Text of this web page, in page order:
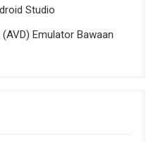
Studio
Emulator Bawaan